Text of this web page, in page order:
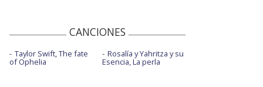
CANCIONES
Taylor Swift, The fate
of Ophelia
Rosalía y Yahritza y su
Esencia, La perla